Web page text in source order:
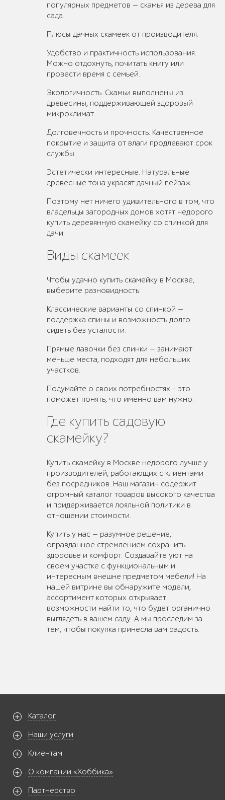
популярных предметов — скамья из дерева для
сада.
Плюсы дачных скамеек от производителя:
Удобство и практичность использования.
Можно отдохнуть, почитать книгу или
провести время с семьей.
Экологичность. Скамьи выполнены из
древесины, поддерживающей здоровый
микроклимат.
Долговечность и прочность. Качественное
покрытие и защита от влаги продлевают срок
службы.
Эстетически интересные. Натуральные
древесные тона украсят дачный пейзаж.
Поэтому нет ничего удивительного в том, что
владельцы загородных домов хотят недорого
купить деревянную скамейку со спинкой для
дачи.
Виды скамеек
Чтобы удачно купить скамейку в Москве,
выберите разновидность:
Классические варианты со спинкой —
поддержка спины и возможность долго
сидеть без усталости.
Прямые лавочки без спинки — занимают
меньше места, подходят для небольших
участков.
Подумайте о своих потребностях – это
поможет понять, что именно вам нужно.
Где купить садовую
скамейку?
Купить скамейку в Москве недорого лучше у
производителей, работающих с клиентами
без посредников. Наш магазин содержит
огромный каталог товаров высокого качества
и придерживается лояльной политики в
отношении стоимости.
Купить у нас — разумное решение,
оправданное стремлением сохранить
здоровье и комфорт. Создавайте уют на
своем участке с функциональным и
интересным внешне предметом мебели! На
нашей витрине вы обнаружите модели,
ассортимент которых открывает
возможности найти то, что будет органично
выглядеть в вашем саду. А мы проследим за
тем, чтобы покупка принесла вам радость.
Каталог
Наши услуги
Клиентам
О компании «Хоббика»
Партнерство